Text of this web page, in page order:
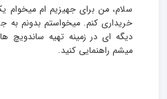
سلام، من برای جهیزیم ام میخوام
خریداری کنم. میخواستم بدونم به
دیگه ای در زمینه تهیه ساندویچ
میشم راهنمایی کنید.